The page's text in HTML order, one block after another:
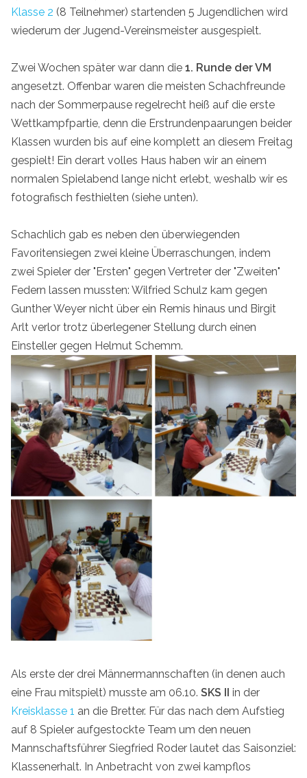
Klasse 2 (8 Teilnehmer) startenden 5 Jugendlichen wird
wiederum der Jugend-Vereinsmeister ausgespielt.
Zwei Wochen später war dann die 1. Runde der VM
angesetzt. Offenbar waren die meisten Schachfreunde
nach der Sommerpause regelrecht heiß auf die erste
Wettkampfpartie, denn die Erstrundenpaarungen beider
Klassen wurden bis auf eine komplett an diesem Freitag
gespielt! Ein derart volles Haus haben wir an einem
normalen Spielabend lange nicht erlebt, weshalb wir es
fotografisch festhielten (siehe unten).
Schachlich gab es neben den überwiegenden
Favoritensiegen zwei kleine Überraschungen, indem
zwei Spieler der "Ersten" gegen Vertreter der "Zweiten"
Federn lassen mussten: Wilfried Schulz kam gegen
Gunther Weyer nicht über ein Remis hinaus und Birgit
Arlt verlor trotz überlegener Stellung durch einen
Einsteller gegen Helmut Schemm.
Als erste der drei Männermannschaften (in denen auch
eine Frau mitspielt) musste am 06.10. SKS II
in der
Kreisklasse 1 an die Bretter. Für das nach dem Aufstieg
auf 8 Spieler aufgestockte Team um den neuen
Mannschaftsführer Siegfried Roder lautet das Saisonziel:
Klassenerhalt. In Anbetracht von zwei kampflos